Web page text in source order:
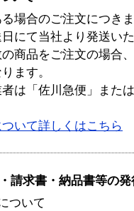
場合のご注文につき
にて当社より発送い
商品をご注文の場合
ます。
は「佐川急便」また
いて詳しくはこちら
請求書・納品書等の
ついて